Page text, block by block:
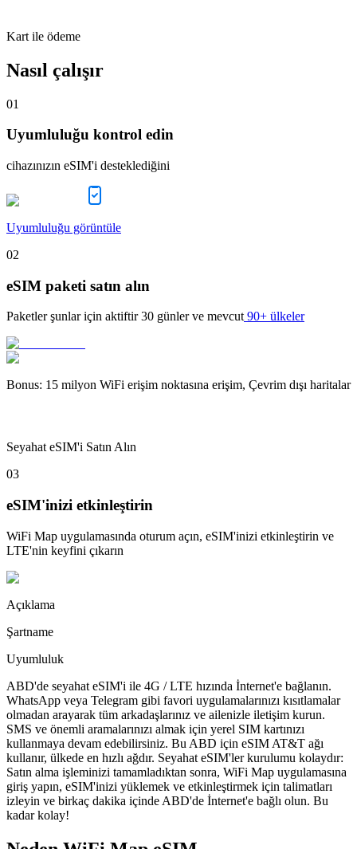
Kart ile ödeme
Nasıl çalışır
01
Uyumluluğu kontrol edin
cihazınızın eSIM'i desteklediğini
Uyumluluğu görüntüle
02
eSIM paketi satın alın
Paketler şunlar için aktiftir 30 günler ve mevcut 90+ ülkeler
Bonus: 15 milyon WiFi erişim noktasına erişim, Çevrim dışı haritalar
Seyahat eSIM'i Satın Alın
03
eSIM'inizi etkinleştirin
WiFi Map uygulamasında oturum açın, eSIM'inizi etkinleştirin ve
LTE'nin keyfini çıkarın
Açıklama
Şartname
Uyumluluk
ABD'de seyahat eSIM'i ile 4G / LTE hızında İnternet'e bağlanın.
WhatsApp veya Telegram gibi favori uygulamalarınızı kısıtlamalar
olmadan arayarak tüm arkadaşlarınız ve ailenizle iletişim kurun.
SMS ve önemli aramalarınızı almak için yerel SIM kartınızı
kullanmaya devam edebilirsiniz. Bu ABD için eSIM AT&T ağı
kullanır, ülkede en hızlı ağdır. Seyahat eSIM'ler kurulumu kolaydır:
Satın alma işleminizi tamamladıktan sonra, WiFi Map uygulamasına
giriş yapın, eSIM'inizi yüklemek ve etkinleştirmek için talimatları
izleyin ve birkaç dakika içinde ABD'de İnternet'e bağlı olun. Bu
kadar kolay!